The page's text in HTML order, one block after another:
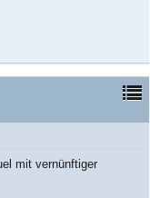
mit vernünftiger